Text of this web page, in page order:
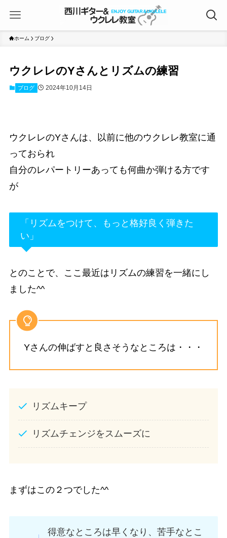
ホーム ブログ
ウクレレのYさんとリズムの練習
ブログ 2024年10月14日
ウクレレのYさんは、以前に他のウクレレ教室に通
っておられ
自分のレパートリーあっても何曲か弾ける方です
が
「リズムをつけて、もっと格好良く弾きた
い」
とのことで、ここ最近はリズムの練習を一緒にし
ました^^
Yさんの伸ばすと良さそうなところは・・・
リズムキープ
リズムチェンジをスムーズに
まずはこの２つでした^^
得意なところは早くなり、苦手なとこ